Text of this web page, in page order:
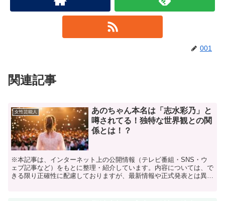
001
関連記事
女性芸能人
あのちゃん本名は「志水彩乃」と
噂されてる！独特な世界観との関
係とは！？
※本記事は、インターネット上の公開情報（テレビ番組・SNS・ウ
ェブ記事など）をもとに整理・紹介しています。内容については、で
きる限り正確性に配慮しておりますが、最新情報や正式発表とは異な